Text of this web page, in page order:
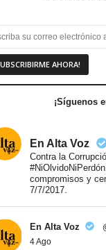
¡Síguenos
En Alta Voz
Contra la
compromisos y
7/7/2017.
En Alta Voz
4 Ago